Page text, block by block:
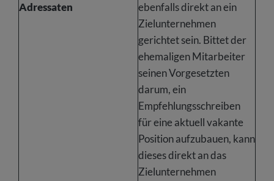
Adressaten
ebenfalls direkt an ein
Zielunternehmen
gerichtet sein. Bittet der
ehemaligen Mitarbeiter
seinen Vorgesetzten
darum, ein
Empfehlungsschreiben
für eine aktuell vakante
Position aufzubauen, kann
dieses direkt an das
Zielunternehmen